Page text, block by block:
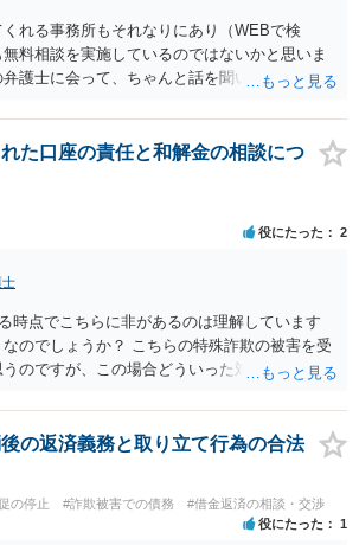
れる事務所もそれなりにあり（WEBで検
料相談を実施しているのではないかと思いま
護士に会って、ちゃんと話を聞いてくれる
きていないようですので、御相談の案件につ
力不足なのかもしれません。相手にしない方が
仮想通貨詐欺の被害回復は現実的には難しい
た口座の責任と和解金の相談につ
役にたった 2
士
時点でこちらに非があるのは理解しています
のでしょうか？ こちらの特殊詐欺の被害を受
のですが、この場合どういった対処が必要で
そもそも、特殊詐欺関係なく旦那さんの行為
あります。 ＞100万を支払わず穏便に和解する
？ →一般的には難しいです。相談者さんも１０
として、１円も払わないで和解したいと言われ
刑罰を与えて欲しい、と思われるのではない
さんに入ってもらうことで支払額が下がること
の返済義務と取り立て行為の合法
の停止 #詐欺被害での債務 #借金返済の相談・交渉
役にたった 1